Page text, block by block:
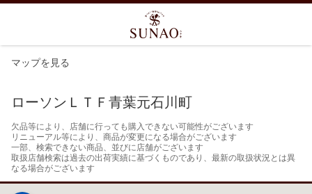
マップを見る
ローソンＬＴＦ青葉元石川町
欠品等により、店舗に行っても購入できない可能性がございます
リニューアル等により、商品が変更になる場合がございます
一部、検索できない商品、並びに店舗がございます
取扱店舗検索は過去の出荷実績に基づくものであり、最新の取扱状況とは異
なる場合がございます